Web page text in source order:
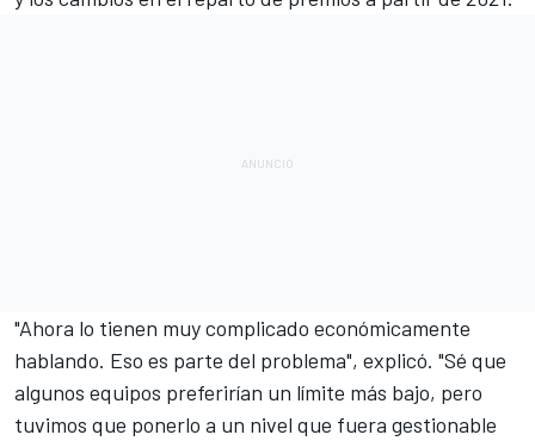
"Ahora lo tienen muy complicado económicamente
hablando. Eso es parte del problema", explicó. "Sé que
algunos equipos preferirían un límite más bajo, pero
tuvimos que ponerlo a un nivel que fuera gestionable